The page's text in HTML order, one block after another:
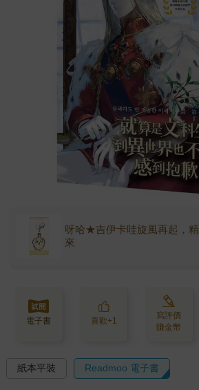
呀哈★吉伊卡哇旋風再起，
來
電子書 喜歡+1
寫評價
賺金幣
紙本平裝 Readmoo 電子書